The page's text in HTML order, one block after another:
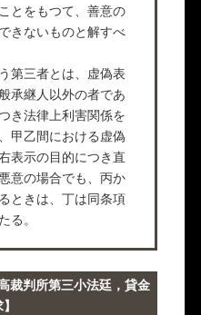
とをもつて、善意の
きないものと解すべ
第三者とは、虚偽表
承継人以外の者であ
き法律上利害関係を
甲乙間における虚偽
表示の目的につき直
意の場合でも、丙か
ときは、丁は同条項
る。
裁判所第三小法廷，貸金